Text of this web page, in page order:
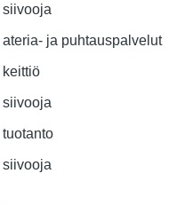
siivooja
ateria- ja puhtauspalvelut
keittiö
siivooja
tuotanto
siivooja